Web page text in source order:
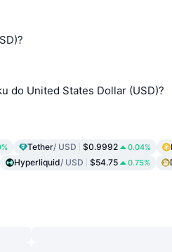
do United States Dollar (USD)?
Tether/ USD $0.9992 0.04%
Hyperliquid/ USD $54.75 0.75%